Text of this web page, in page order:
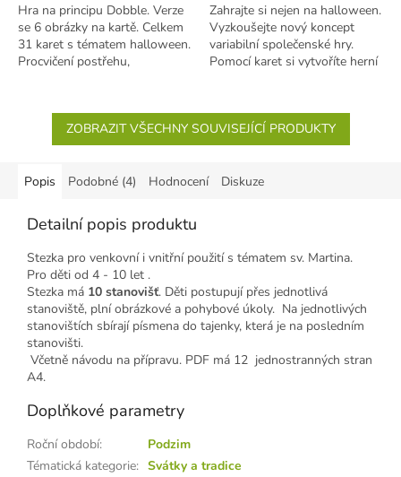
Hra na principu Dobble. Verze
se 6 obrázky na kartě. Celkem
31 karet s tématem halloween.
Procvičení postřehu,
Zahrajte si nejen na halloween.
Vyzkoušejte nový koncept
variabilní společenské hry.
Pomocí karet si vytvoříte herní
ZOBRAZIT VŠECHNY SOUVISEJÍCÍ PRODUKTY
Popis Podobné (4) Hodnocení Diskuze
Detailní popis produktu
Stezka pro venkovní i vnitřní použití s tématem sv. Martina.
Pro děti od 4 - 10 let .
Stezka má 10 stanovišť. Děti postupují přes jednotlivá
stanoviště, plní obrázkové a pohybové úkoly. Na jednotlivých
stanovištích sbírají písmena do tajenky, která je na posledním
stanovišti.
Včetně návodu na přípravu. PDF má 12 jednostranných stran
A4.
Doplňkové parametry
Roční období:
Podzim
Tématická kategorie: Svátky a tradice